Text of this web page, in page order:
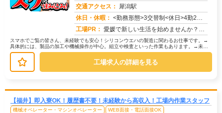
交通アクセス： 犀潟駅
休日・休暇： <勤務形態>3交替制<休日>4勤2休★ＧＷ★夏季休暇★冬季休暇★年末年始
工場PR： 愛媛で新しい生活を始めませんか？→すぐに住める寮完備！初期費用は一切かかりません！敷金礼金、鍵交換代、仲介手数料、...
スマホでご覧の皆さん、未経験でも安心！シリコンウエハの製造に関わるお仕事です。→
具体的には、製品の加工や機械操作が中心。組立や検査といった作業もあります。→未経
験者多数活躍中！研修があるので、初...
工場求人の詳細を見る
【福井】即入寮OK！履歴書不要！未経験から高収入！工場内作業スタッフ
機械オペレーター・マシンオペレーター
WEB面接・電話面接OK